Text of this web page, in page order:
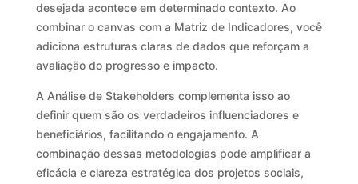
desejada acontece em determinado contexto. Ao
combinar o canvas com a Matriz de Indicadores, você
adiciona estruturas claras de dados que reforçam a
avaliação do progresso e impacto.
A Análise de Stakeholders complementa isso ao
definir quem são os verdadeiros influenciadores e
beneficiários, facilitando o engajamento. A
combinação dessas metodologias pode amplificar a
eficácia e clareza estratégica dos projetos sociais,